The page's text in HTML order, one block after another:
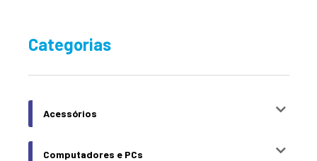
Categorias
Acessórios
Computadores e PCs